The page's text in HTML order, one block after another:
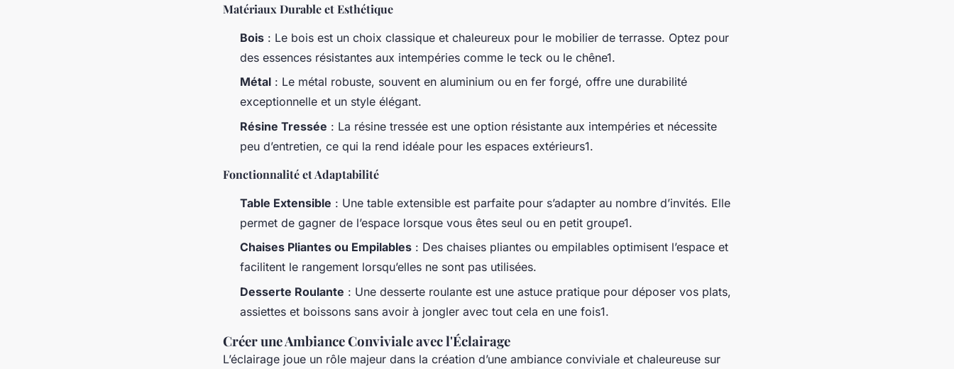
Matériaux Durable et Esthétique
Bois : Le bois est un choix classique et chaleureux pour le mobilier de terrasse. Optez pour
des essences résistantes aux intempéries comme le teck ou le chêne1.
Métal : Le métal robuste, souvent en aluminium ou en fer forgé, offre une durabilité
exceptionnelle et un style élégant.
Résine Tressée : La résine tressée est une option résistante aux intempéries et nécessite
peu d’entretien, ce qui la rend idéale pour les espaces extérieurs1.
Fonctionnalité et Adaptabilité
Table Extensible : Une table extensible est parfaite pour s’adapter au nombre d’invités. Elle
permet de gagner de l’espace lorsque vous êtes seul ou en petit groupe1.
Chaises Pliantes ou Empilables : Des chaises pliantes ou empilables optimisent l’espace et
facilitent le rangement lorsqu’elles ne sont pas utilisées.
Desserte Roulante : Une desserte roulante est une astuce pratique pour déposer vos plats,
assiettes et boissons sans avoir à jongler avec tout cela en une fois1.
Créer une Ambiance Conviviale avec l'Éclairage
L’éclairage joue un rôle majeur dans la création d’une ambiance conviviale et chaleureuse sur